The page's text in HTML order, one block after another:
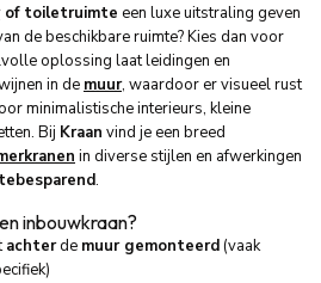
of toiletruimte een luxe uitstraling geven
de beschikbare ruimte? Kies dan voor
oplossing laat leidingen en
in de muur, waardoor er visueel rust
minimalistische interieurs, kleine
Bij Kraan vind je een breed
in diverse stijlen en afwerkingen
.
inbouwkraan?
achterde muur gemonteerd(vaak